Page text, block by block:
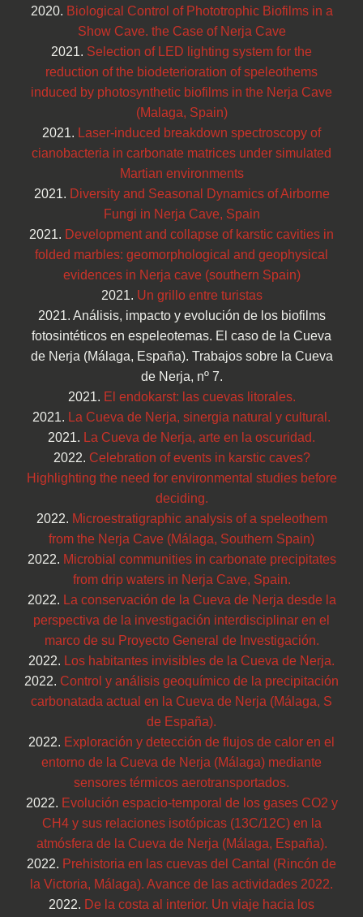
2020. Biological Control of Phototrophic Biofilms in a
Show Cave. the Case of Nerja Cave
2021. Selection of LED lighting system for the
reduction of the biodeterioration of speleothems
induced by photosynthetic biofilms in the Nerja Cave
(Malaga, Spain)
2021. Laser-induced breakdown spectroscopy of
cianobacteria in carbonate matrices under simulated
Martian environments
2021. Diversity and Seasonal Dynamics of Airborne
Fungi in Nerja Cave, Spain
2021. Development and collapse of karstic cavities in
folded marbles: geomorphological and geophysical
evidences in Nerja cave (southern Spain)
2021. Un grillo entre turistas
2021. Análisis, impacto y evolución de los biofilms
fotosintéticos en espeleotemas. El caso de la Cueva
de Nerja (Málaga, España). Trabajos sobre la Cueva
de Nerja, nº 7.
2021. El endokarst: las cuevas litorales.
2021. La Cueva de Nerja, sinergia natural y cultural.
2021. La Cueva de Nerja, arte en la oscuridad.
2022. Celebration of events in karstic caves?
Highlighting the need for environmental studies before
deciding.
2022. Microestratigraphic analysis of a speleothem
from the Nerja Cave (Málaga, Southern Spain)
2022. Microbial communities in carbonate precipitates
from drip waters in Nerja Cave, Spain.
2022. La conservación de la Cueva de Nerja desde la
perspectiva de la investigación interdisciplinar en el
marco de su Proyecto General de Investigación.
2022. Los habitantes invisibles de la Cueva de Nerja.
2022. Control y análisis geoquímico de la precipitación
carbonatada actual en la Cueva de Nerja (Málaga, S
de España).
2022. Exploración y detección de flujos de calor en el
entorno de la Cueva de Nerja (Málaga) mediante
sensores térmicos aerotransportados.
2022. Evolución espacio-temporal de los gases CO2 y
CH4 y sus relaciones isotópicas (13C/12C) en la
atmósfera de la Cueva de Nerja (Málaga, España).
2022. Prehistoria en las cuevas del Cantal (Rincón de
la Victoria, Málaga). Avance de las actividades 2022.
2022. De la costa al interior. Un viaje hacia los